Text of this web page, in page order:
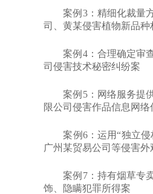
案例3：精细化裁量方
司、黄某侵害植物新品种
案例4：合理确定审查
司侵害技术秘密纠纷案
案例5：网络服务提供
限公司侵害作品信息网络
案例6：运用“独立侵
广州某贸易公司等侵害
案例7：持有烟草专卖
饰、隐瞒犯罪所得案